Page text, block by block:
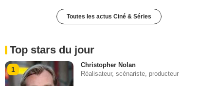
Toutes les actus Ciné & Séries
Top stars du jour
1
Christopher Nolan
Réalisateur, scénariste, producteur